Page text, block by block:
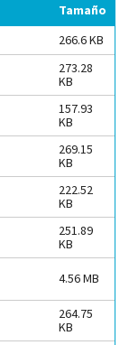
Tamaño
266.6 KB
273.28
KB
157.93
KB
269.15
KB
222.52
KB
251.89
KB
4.56 MB
264.75
KB